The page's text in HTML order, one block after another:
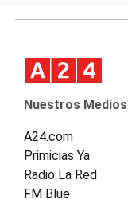
Nuestros Medios
A24.com
Primicias Ya
Radio La Red
FM Blue